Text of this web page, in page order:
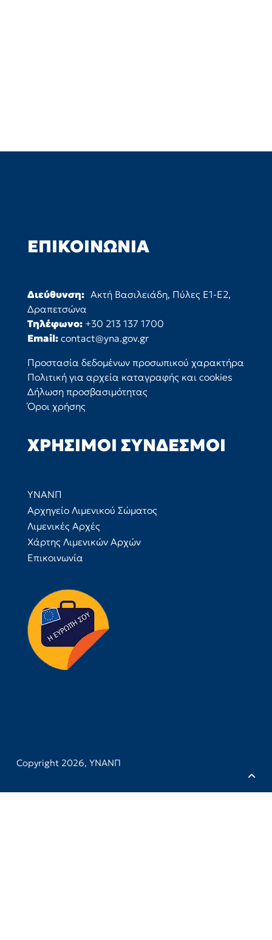
ΕΠΙΚΟΙΝΩΝΊΑ
Διεύθυνση: Ακτή Βασιλειάδη, Πύλες Ε1-Ε2,
Δραπετσώνα
Τηλέφωνο: +30 213 137 1700
Email: contact@yna.gov.gr
Προστασία δεδομένων προσωπικού χαρακτήρα
Πολιτική για αρχεία καταγραφής και cookies
Δήλωση προσβασιμότητας
Όροι χρήσης
ΧΡΉΣΙΜΟΙ ΣΎΝΔΕΣΜΟΙ
ΥΝΑΝΠ
Αρχηγείο Λιμενικού Σώματος
Λιμενικές Αρχές
Χάρτης Λιμενικών Αρχών
Επικοινωνία
Copyright 2026, ΥΝΑΝΠ